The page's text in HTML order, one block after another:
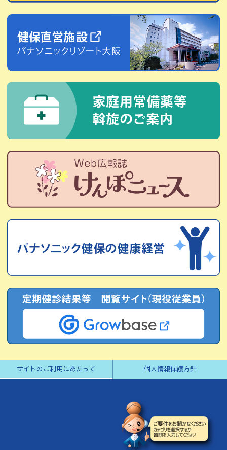
令和8年度「扶養状況調査」の実施について
2026.07.01 広報誌
Web広報誌「けんぽニュース」を更新しました。
令和8年6月24日からの大雨に伴う災害に係る災害救助法の
適用について
セミナーのお知らせ を掲載しました。
2026.06.01 健康保険
【セルフメディケーションのすすめ】「熱中症対策のカギ
はたんぱく質！？知っておきたい3つの対策&簡単朝食レシ
ピ」を掲載しました。
2026.06.01 広報誌
Web広報誌「けんぽニュース」を更新しました。
り
【健康パナソニック】健康パナソニックエクササイズ 掲
載しました
2026.05.25 お知らせ
松下記念病院におけるUSBメモリ発見のご報告
2026.05.19 お知らせ
【セルフメディケーションのすすめ】快眠のカギはお風呂
にあった？睡眠の質を高める入浴のコツ3選 を掲載しま
サイトのご利用にあたって 個人情報保護方針